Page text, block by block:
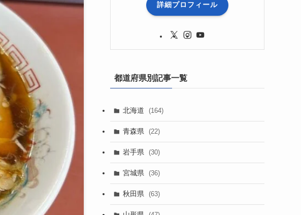
詳細プロフィール
都道府県別記事一覧
北海道 (164)
青森県 (22)
岩手県 (30)
宮城県 (36)
秋田県 (63)